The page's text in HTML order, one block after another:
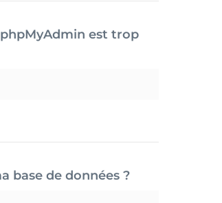
est trop
base de données ?